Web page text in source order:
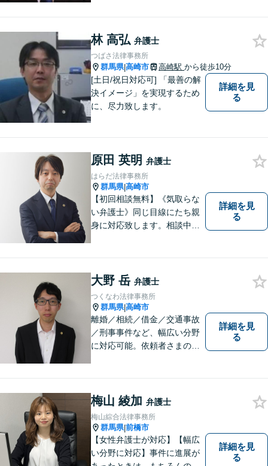
林 高弘 弁護士
つばさ法律事務所
群馬県|高崎市 高崎駅 から徒歩10分
[土日/祝日対応可] 「最善の解
決イメージ」を実現するため
に、尽力致します。
詳細を見
る
原田 英明 弁護士
はらだ法律事務所
群馬県|高崎市
【初回相談無料】《気取らな
い弁護士》同じ目線にたち親
身に対応致します。相談中も
い合わせください。
詳細を見
る
大野 岳 弁護士
つくなわ法律事務所
群馬県|高崎市
離婚／相続／借金／交通事故
／刑事事件など、幅広い分野
に対応可能。依頼者さまの状
ご相談ください。【完全個
室】【専用駐車場あり】
詳細を見
る
梅山 綾加 弁護士
梅山綜合法律事務所
群馬県|前橋市
【女性弁護士が対応】【幅広
い分野に対応】事件に進展が
詳細を見
る